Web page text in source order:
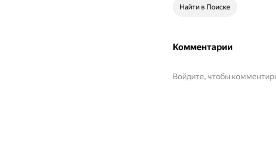
Найти в Поиске
Комментарии
Войдите, чтобы